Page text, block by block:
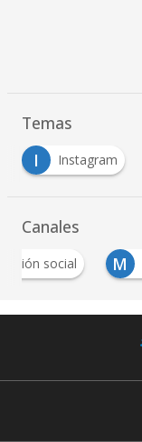
Temas
Instagram M
Canales
social M